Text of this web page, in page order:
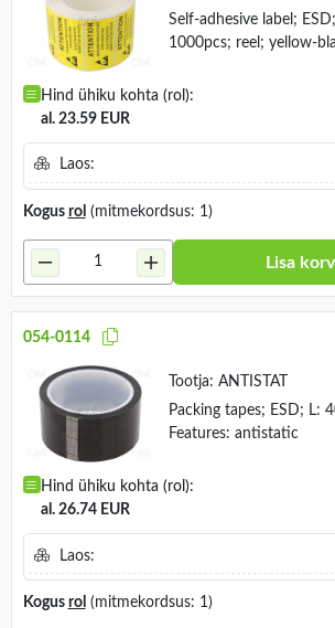
Self-adhesive label;
1000pcs; reel; yellow-
Hind ühiku kohta (rol):
al. 23.59 EUR
Laos:
Kogus rol (mitmekordsus: 1)
Lisa
054-0114
Tootja: ANTISTAT
Packing tapes; ESD; L:
Features: antistatic
Hind ühiku kohta (rol):
al. 26.74 EUR
Laos:
Kogus rol (mitmekordsus: 1)